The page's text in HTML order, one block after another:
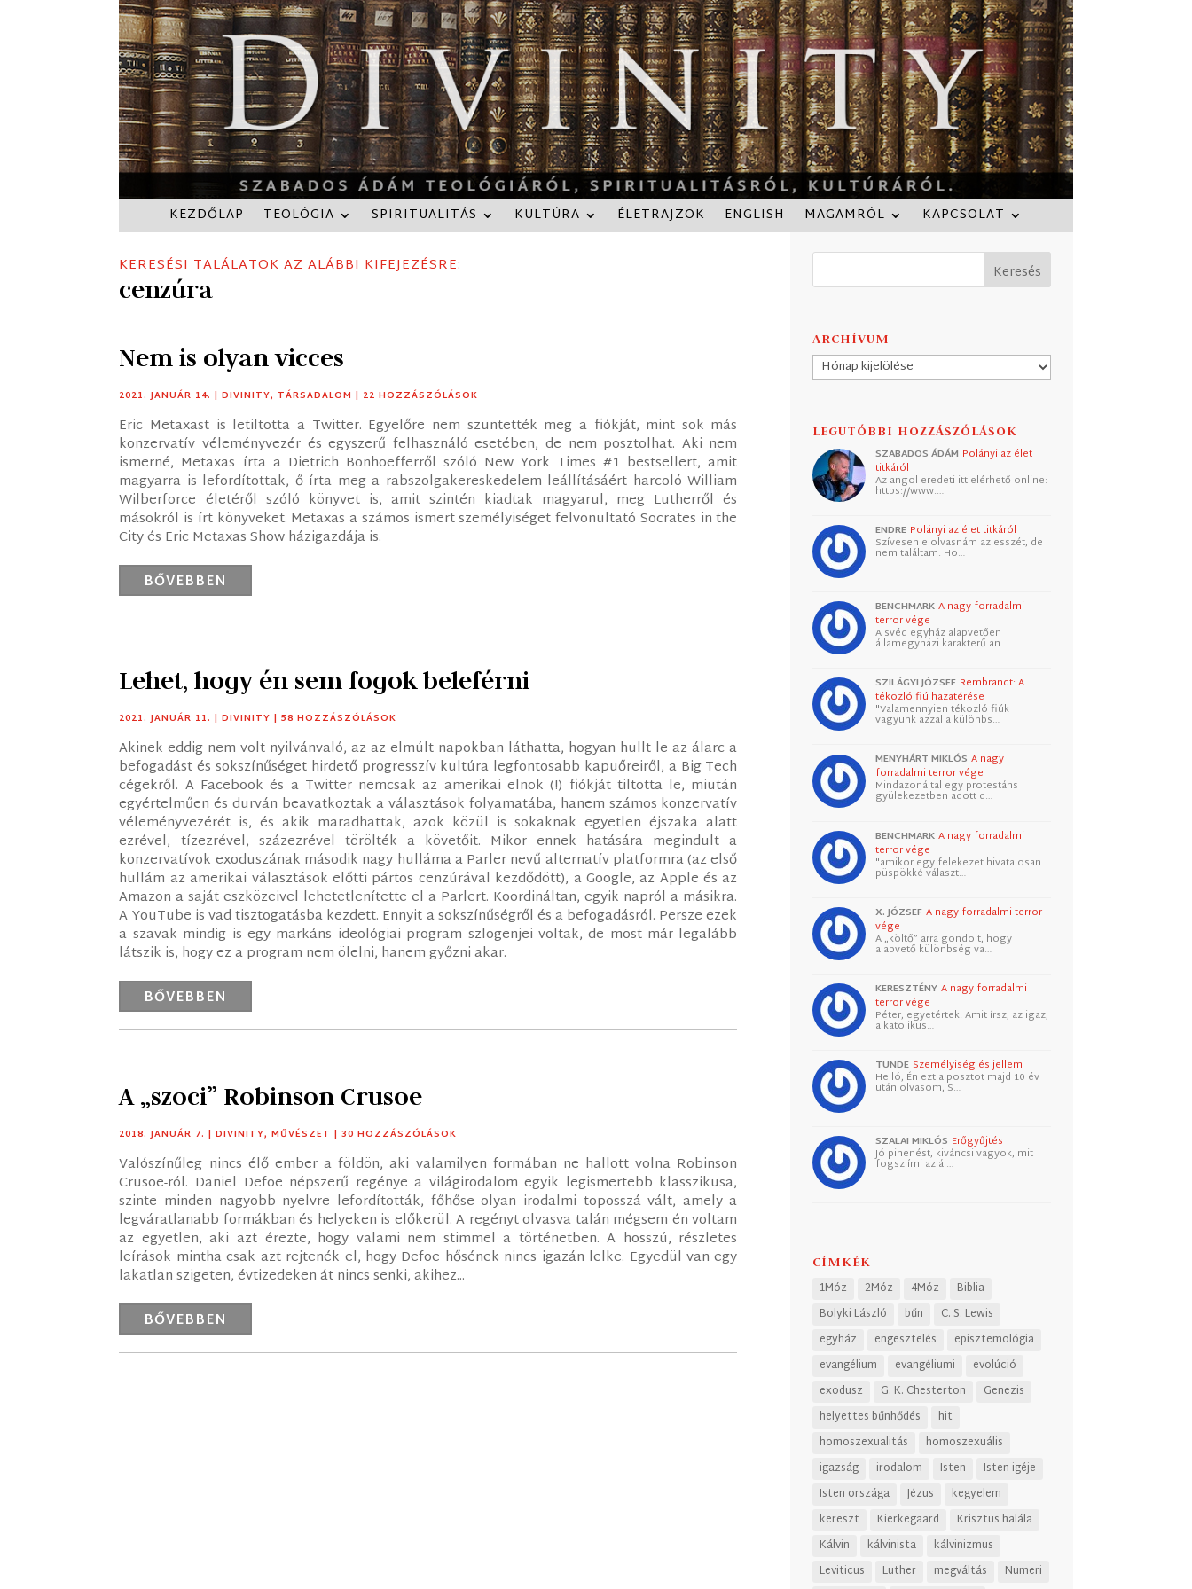
KEZDŐLAP TEOLÓGIA SPIRITUALITÁS KULTÚRA ÉLETRAJZOK ENGLISH MAGAMRÓL KAPCSOLAT
KERESÉSI TALÁLATOK AZ ALÁBBI KIFEJEZÉSRE:
cenzúra
Nem is olyan vicces
2021. JANUÁR 14. |DIVINITY, TÁRSADALOM | 22 HOZZÁSZÓLÁSOK
Eric Metaxast is letiltotta a Twitter. Egyelőre nem szüntették meg a fiókját, mint sok más
konzervatív véleményvezér és egyszerű felhasználó esetében, de nem posztolhat. Aki nem
ismerné, Metaxas írta a Dietrich Bonhoefferről szóló New York Times #1 bestsellert, amit
magyarra is lefordítottak, ő írta meg a rabszolgakereskedelem leállításáért harcoló William
Wilberforce életéről szóló könyvet is, amit szintén kiadtak magyarul, meg Lutherről és
másokról is írt könyveket. Metaxas a számos ismert személyiséget felvonultató Socrates in the
City és Eric Metaxas Show házigazdája is.
BŐVEBBEN
Lehet, hogy én sem fogok beleférni
2021. JANUÁR 11. |DIVINITY | 58 HOZZÁSZÓLÁSOK
Akinek eddig nem volt nyilvánvaló, az az elmúlt napokban láthatta, hogyan hullt le az álarc a
befogadást és sokszínűséget hirdető progresszív kultúra legfontosabb kapuőreiről, a Big Tech
cégekről. A Facebook és a Twitter nemcsak az amerikai elnök (!) fiókját tiltotta le, miután
egyértelműen és durván beavatkoztak a választások folyamatába, hanem számos konzervatív
véleményvezérét is, és akik maradhattak, azok közül is sokaknak egyetlen éjszaka alatt
ezrével, tízezrével, százezrével törölték a követőit. Mikor ennek hatására megindult a
konzervatívok exoduszának második nagy hulláma a Parler nevű alternatív platformra (az első
hullám az amerikai választások előtti pártos cenzúrával kezdődött), a Google, az Apple és az
Amazon a saját eszközeivel lehetetlenítette el a Parlert. Koordináltan, egyik napról a másikra.
A YouTube is vad tisztogatásba kezdett. Ennyit a sokszínűségről és a befogadásról. Persze ezek
a szavak mindig is egy markáns ideológiai program szlogenjei voltak, de most már legalább
látszik is, hogy ez a program nem ölelni, hanem győzni akar.
BŐVEBBEN
A „szoci” Robinson Crusoe
2018. JANUÁR 7. |DIVINITY,MŰVÉSZET | 30 HOZZÁSZÓLÁSOK
Valószínűleg nincs élő ember a földön, aki valamilyen formában ne hallott volna Robinson
Crusoe-ról. Daniel Defoe népszerű regénye a világirodalom egyik legismertebb klasszikusa,
szinte minden nagyobb nyelvre lefordították, főhőse olyan irodalmi toposszá vált, amely a
legváratlanabb formákban és helyeken is előkerül. A regényt olvasva talán mégsem én voltam
az egyetlen, aki azt érezte, hogy valami nem stimmel a történetben. A hosszú, részletes
leírások mintha csak azt rejtenék el, hogy Defoe hősének nincs igazán lelke. Egyedül van egy
lakatlan szigeten, évtizedeken át nincs senki, akihez...
BŐVEBBEN
ARCHÍVUM
Archívum
LEGUTÓBBI HOZZÁSZÓLÁSOK
SZABADOS ÁDÁM Polányi az élet
titkáról
Az angol eredeti itt elérhető online:
https://www.…
ENDRE Polányi az élet titkáról
Szívesen elolvasnám az esszét, de
nem találtam. Ho…
BENCHMARK A nagy forradalmi
terror vége
A svéd egyház alapvetően
államegyházi karakterű an…
SZILÁGYI JÓZSEF Rembrandt: A
tékozló fiú hazatérése
"Valamennyien tékozló fiúk
vagyunk azzal a különbs…
MENYHÁRT MIKLÓS A nagy
forradalmi terror vége
Mindazonáltal egy protestáns
gyülekezetben adott d…
BENCHMARK A nagy forradalmi
terror vége
"amikor egy felekezet hivatalosan
püspökké választ…
X. JÓZSEF A nagy forradalmi terror
vége
A „költő” arra gondolt, hogy
alapvető különbség va…
KERESZTÉNY A nagy forradalmi
terror vége
Péter, egyetértek. Amit írsz, az igaz,
a katolikus…
TUNDE Személyiség és jellem
Helló, Én ezt a posztot majd 10 év
után olvasom, S…
SZALAI MIKLÓS Erőgyűjtés
Jó pihenést, kiváncsi vagyok, mit
fogsz írni az ál…
CÍMKÉK
1Móz 2Móz 4Móz
Biblia
Bolyki László
bűn
C. S. Lewis
egyház
engesztelés
episztemológia
evangélium
evangéliumi
evolúció
exodusz
G. K. Chesterton
Genezis
helyettes bűnhődés
hit
homoszexualitás
homoszexuális
igazság
irodalom Isten
Isten igéje
Isten országa
Jézus
kegyelem
kereszt
Kierkegaard
Krisztus halála
Kálvin
kálvinista
kálvinizmus
Leviticus
Luther megváltás
Numeri